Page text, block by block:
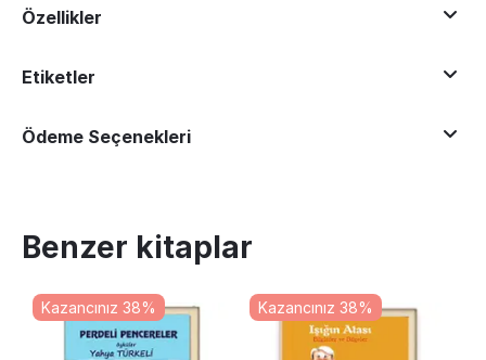
Özellikler
Etiketler
Ödeme Seçenekleri
Benzer kitaplar
Kazancınız 38% Kazancınız 38%